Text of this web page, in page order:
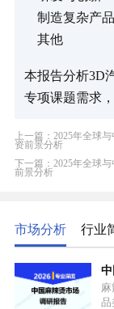
制造复杂产品
其他
本报告分析3D
专项课题需求
上一篇：2025年全球
资前景分析
下一篇：2025年全球
前景分析
市场分析 行业
麻
品